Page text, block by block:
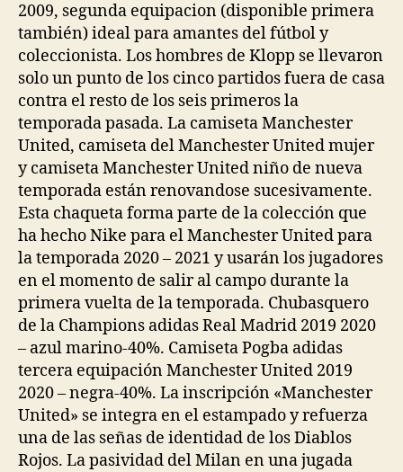
2009, segunda equipacion (disponible primera
también) ideal para amantes del fútbol y
coleccionista. Los hombres de Klopp se llevaron
solo un punto de los cinco partidos fuera de casa
contra el resto de los seis primeros la
temporada pasada. La camiseta Manchester
United, camiseta del Manchester United mujer
y camiseta Manchester United niño de nueva
temporada están renovandose sucesivamente.
Esta chaqueta forma parte de la colección que
ha hecho Nike para el Manchester United para
la temporada 2020 – 2021 y usarán los jugadores
en el momento de salir al campo durante la
primera vuelta de la temporada. Chubasquero
de la Champions adidas Real Madrid 2019 2020
– azul marino-40%. Camiseta Pogba adidas
tercera equipación Manchester United 2019
2020 – negra-40%. La inscripción «Manchester
United» se integra en el estampado y refuerza
una de las señas de identidad de los Diablos
Rojos. La pasividad del Milan en una jugada